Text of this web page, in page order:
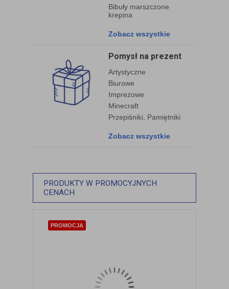
Bibuły marszczone
krepina
Zobacz wszystkie
Pomysł na prezent
Artystyczne
Biurowe
Imprezowe
Minecraft
Przepiśniki, Pamiętniki
Zobacz wszystkie
PRODUKTY W PROMOCYJNYCH
CENACH
ZOBACZ SZCZEGÓŁY
PROMOCJA